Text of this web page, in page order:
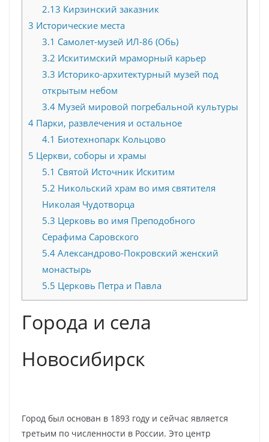
2.13 Кирзинский заказник
3 Исторические места
3.1 Самолет-музей ИЛ-86 (Обь)
3.2 Искитимский мраморный карьер
3.3 Историко-архитектурный музей под
открытым небом
3.4Музей мировой погребальной культуры
4 Парки, развлечения и остальное
4.1 Биотехнопарк Кольцово
5 Церкви, соборы и храмы
5.1 Святой Источник Искитим
5.2 Никольский храм во имя святителя
Николая Чудотворца
5.3 Церковь во имя Преподобного
Серафима Саровского
5.4Александрово-Покровский женский
монастырь
5.5 Церковь Петра и Павла
Города и села
Новосибирск
Город был основан в 1893 году и сейчас является
третьим по численности в России. Это центр